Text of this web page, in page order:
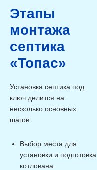
Этапы
монтажа
септика
«Топас»
Установка септика под
ключ делится на
несколько основных
шагов:
Выбор места для
установки и подготовка
котлована.